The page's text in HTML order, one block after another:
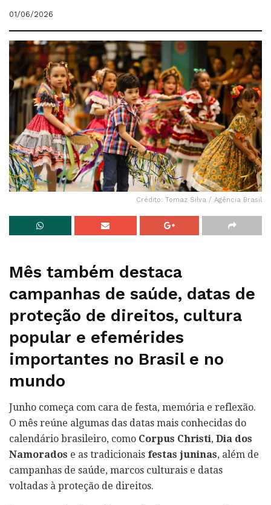
01/06/2026
Crédito: Tomaz Silva / Agência Brasil
Mês também destaca
campanhas de saúde, datas de
proteção de direitos, cultura
popular e efemérides
importantes no Brasil e no
mundo
Junho começa com cara de festa, memória e reflexão.
O mês reúne algumas das datas mais conhecidas do
calendário brasileiro, como Corpus Christi, Dia dos
Namorados e as tradicionais festas juninas, além de
campanhas de saúde, marcos culturais e datas
voltadas à proteção de direitos.